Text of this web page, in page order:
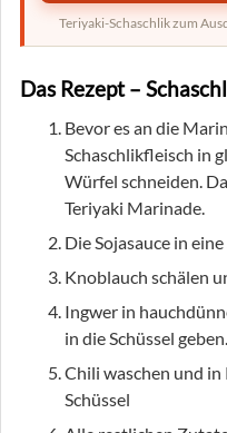
Teriyaki-Schaschlik zum
Das Rezept –
Bevor es an die
Schaschlikfleisch in
Würfel schneiden.
Teriyaki Marinade.
Die Sojasauce in eine
Knoblauch schälen
Ingwer in
in die Schüssel geben.
Chili waschen und in
Schüssel